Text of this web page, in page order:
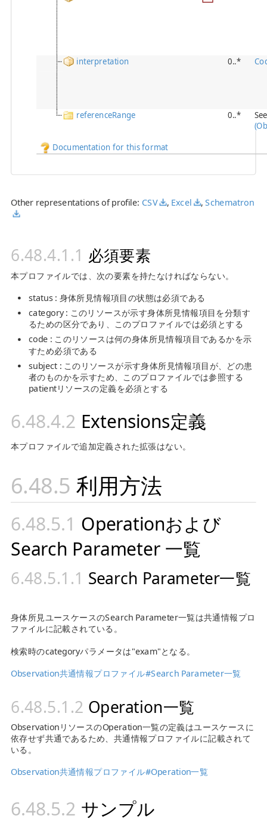
interpretation 0..*
referenceRange 0..*
Documentation for this format
Other representations of profile: CSV , Excel ,Schematron
必須要素
本プロファイルでは、次の要素を持たなければならない。
status : 身体所見情報項目の状態は必須である
category : このリソースが示す身体所見情報項目を分類す
るための区分であり、このプロファイルでは必須とする
code : このリソースは何の身体所見情報項目であるかを示
すため必須である
subject : このリソースが示す身体所見情報項目が、どの患
者のものかを示すため、このプロファイルでは参照する
patientリソースの定義を必須とする
Extensions定義
本プロファイルで追加定義された拡張はない。
利用方法
Operationおよび
Search Parameter 一覧
Search Parameter一覧
身体所見ユースケースのSearch Parameter一覧は共通情報プロ
ファイルに記載されている。
検索時のcategoryパラメータは"exam"となる。
Observation共通情報プロファイル#Search Parameter一覧
Operation一覧
ObservationリソースのOperation一覧の定義はユースケースに
依存せず共通であるため、共通情報プロファイルに記載されて
いる。
Observation共通情報プロファイル#Operation一覧
サンプル